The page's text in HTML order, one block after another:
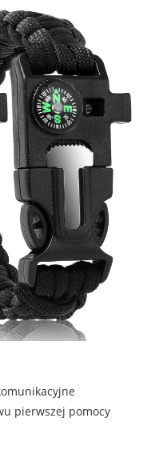
pierwszej pomocy